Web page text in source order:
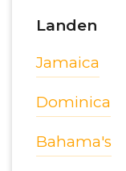
Landen
Jamaica
Dominica
Bahama's